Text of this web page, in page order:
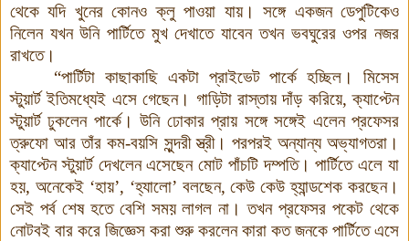
থেকে যদি খুনের কোনও ক্লু পাওয়া যায়।
সঙ্গে একজন ডেপুটিকেও
নিলেন যখন উনি পার্টিতে মুখ দেখাতে যাবেন তখন ভবঘুরের ওপর নজর
রাখতে।
“পার্টিটা কাছাকাছি একটা প্রাইভেট পার্কে হচ্ছিল। মিসেস
স্টুয়ার্ট ইতিমধ্যেই এসে গেছেন। গাড়িটা রাস্তায় দাঁড় করিয়ে,ক্যাপ্টেন
স্টুয়ার্ট ঢুকলেন পার্কে। উনি ঢোকার প্রায় সঙ্গে সঙ্গেই এলেন প্রফেসর
ত্রুফো আর তাঁর কম-বয়সি সুন্দরী স্ত্রী। পরপরই অন্যান্য অভ্যাগতরা ।
ক্যাপ্টেন স্টুয়ার্ট দেখলেন এসেছেন মোট পাঁচটি দম্পতি। পার্টিতে এলে যা
হয়, অনেকেই ‘হায়’, ‘হ্যালো’ বলছেন, কেউ কেউ হ্যান্ডশেক করছেন।
সেই পর্ব শেষ হতে বেশি সময় লাগল না। তখন প্রফেসর পকেট থেকে
নোটবই বার করে জিজ্ঞেস করা শুরু করলেন কারা কত জনকে পার্টিতে এসে